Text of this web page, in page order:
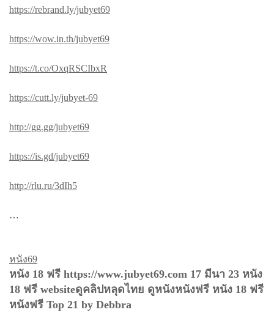
https://rebrand.ly/jubyet69
https://wow.in.th/jubyet69
https://t.co/OxqRSCIbxR
https://cutt.ly/jubyet-69
http://gg.gg/jubyet69
https://is.gd/jubyet69
http://rlu.ru/3dIh5
…
หนัง69
หนัง 18 ฟรี https://www.jubyet69.com 17 มีนา 23 หนัง
18 ฟรี websiteดูคลิปหลุดไทย ดูหนังหนังฟรี หนัง 18 ฟรี
หนังฟรี Top 21 by Debbra